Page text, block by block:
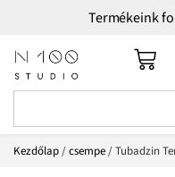
Termékeink
Kezdőlap/csempe/ Tubadzin